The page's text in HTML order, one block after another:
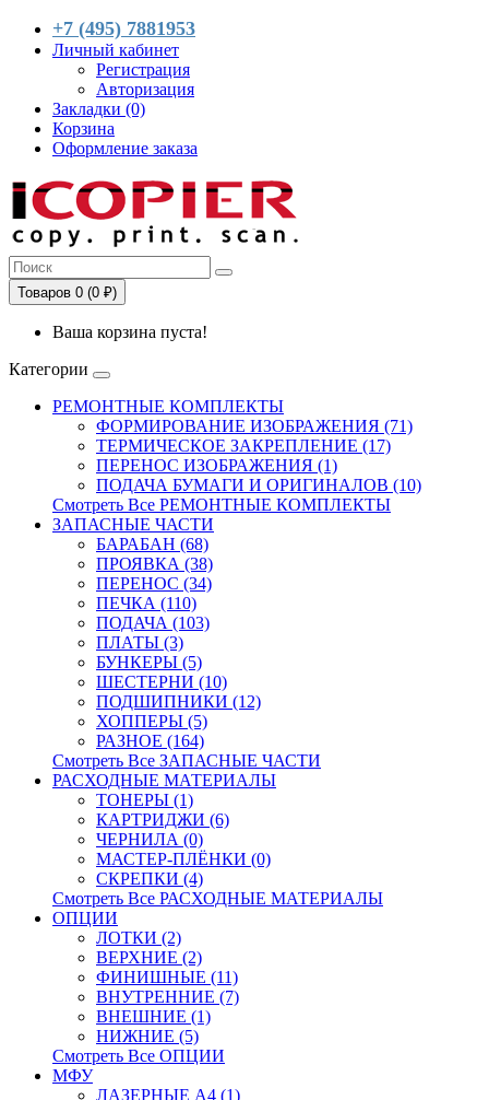
+7 (495) 7881953
Личный кабинет
Регистрация
Авторизация
Закладки (0)
Корзина
Оформление заказа
Товаров 0 (0 ₽)
Ваша корзина пуста!
Категории
РЕМОНТНЫЕ КОМПЛЕКТЫ
ФОРМИРОВАНИЕ ИЗОБРАЖЕНИЯ (71)
ТЕРМИЧЕСКОЕ ЗАКРЕПЛЕНИЕ (17)
ПЕРЕНОС ИЗОБРАЖЕНИЯ (1)
ПОДАЧА БУМАГИ И ОРИГИНАЛОВ (10)
Смотреть Все РЕМОНТНЫЕ КОМПЛЕКТЫ
ЗАПАСНЫЕ ЧАСТИ
БАРАБАН (68)
ПРОЯВКА (38)
ПЕРЕНОС (34)
ПЕЧКА (110)
ПОДАЧА (103)
ПЛАТЫ (3)
БУНКЕРЫ (5)
ШЕСТЕРНИ (10)
ПОДШИПНИКИ (12)
ХОППЕРЫ (5)
РАЗНОЕ (164)
Смотреть Все ЗАПАСНЫЕ ЧАСТИ
РАСХОДНЫЕ МАТЕРИАЛЫ
ТОНЕРЫ (1)
КАРТРИДЖИ (6)
ЧЕРНИЛА (0)
МАСТЕР-ПЛЁНКИ (0)
СКРЕПКИ (4)
Смотреть Все РАСХОДНЫЕ МАТЕРИАЛЫ
ОПЦИИ
ЛОТКИ (2)
ВЕРХНИЕ (2)
ФИНИШНЫЕ (11)
ВНУТРЕННИЕ (7)
ВНЕШНИЕ (1)
НИЖНИЕ (5)
Смотреть Все ОПЦИИ
МФУ
ЛАЗЕРНЫЕ A4 (1)